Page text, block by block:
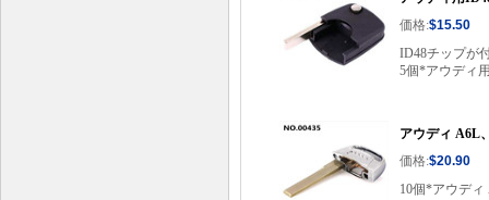
価格:$15.50
ID48チップが
5個*アウディ
アウディ A6L
価格:$20.90
10個*アウデ